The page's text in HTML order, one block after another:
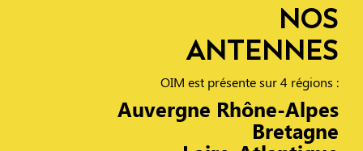
NOS
ANTENNES
OIM est présente sur 4 régions :
Auvergne Rhône-Alpes
Bretagne